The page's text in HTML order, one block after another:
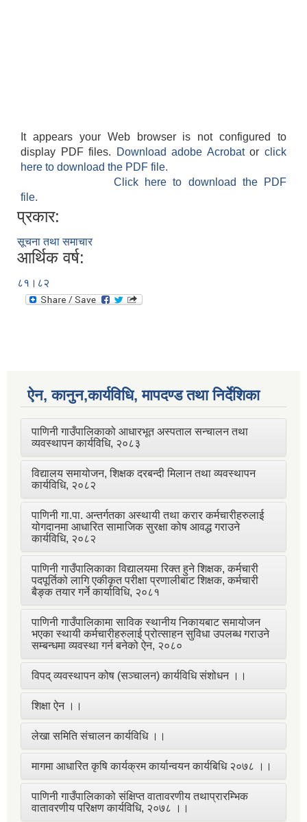
It appears your Web browser is not configured to
display PDF files.
Download adobe Acrobatorclick
here to download the PDF file.
Click here to download the PDF
file.
प्रकार:
सूचना तथा समाचार
आर्थिक वर्ष:
८१।८२
ऐन, कानुन,कार्यविधि, मापदण्ड तथा निर्देशिका
पाणिनी गाउँपालिकाको आधारभूत अस्पताल सन्चालन तथा
व्यवस्थापन कार्यविधि, २०८३
विद्यालय समायोजन, शिक्षक दरबन्दी मिलान तथा व्यवस्थापन
कार्यविधि, २०८२
पाणिनी गा.पा. अन्तर्गतका अस्थायी तथा करार कर्मचारीहरुलाई
योगदानमा आधारित सामाजिक सुरक्षा कोष आवद्ध गराउने
कार्यविधि, २०८२
पाणिनी गाउँपालिकाका विद्यालयमा रिक्त हुने शिक्षक, कर्मचारी
पदपूर्तिको लागि एकीकृत परीक्षा प्रणालीबाट शिक्षक, कर्मचारी
बैङ्क तयार गर्ने कार्याविधि, २०८१
पाणिनी गाउँपालिकामा साविक स्थानीय निकायबाट समायोजन
भएका स्थायी कर्मचारीहरुलाई प्रोत्साहन सुविधा उपलब्ध गराउने
सम्बन्धमा व्यवस्था गर्न बनेको ऐन, २०८०
विपद् व्यवस्थापन कोष (सञ्चालन) कार्यविधि संशोधन ।।
शिक्षा ऐन ।।
लेखा समिति संचालन कार्यविधि ।।
मागमा आधारित कृषि कार्यक्रम कार्यान्वयन कार्यबिधि २०७८ ।।
पाणिनी गाउँपालिकाको संक्षिप्त वातावरणीय तथाप्रारम्भिक
वातावरणीय परिक्षण कार्यविधि, २०७८ ।।